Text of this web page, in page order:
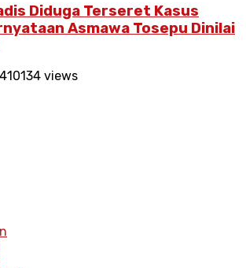
Diduga Terseret Kasus
Asmawa Tosepu Dinilai
10134 views